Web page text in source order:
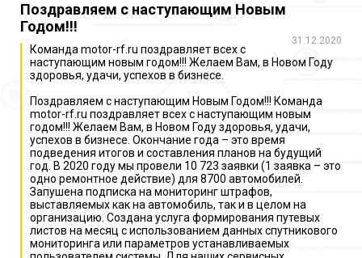
О нас
Поздравляем с наступающим Новым
Годом!!!
31.12.2020
Команда motor-rf.ru поздравляет всех с
наступающим новым годом!!! Желаем Вам, в Новом Году
здоровья, удачи, успехов в бизнесе.
Поздравляем с наступающим Новым Годом!!! Команда
motor-rf.ru поздравляет всех с наступающим новым
годом!!! Желаем Вам, в Новом Году здоровья, удачи,
успехов в бизнесе. Окончание года – это время
подведения итогов и составления планов на будущий
год. В 2020 году мы провели 10 723 заявки (1 заявка – это
одно ремонтное действие) для 8700 автомобилей.
Запушена подписка на мониторинг штрафов,
выставляемых как на автомобиль, так и в целом на
организацию. Создана услуга формирования путевых
листов на месяц с использованием данных спутникового
мониторинга или параметров устанавливаемых